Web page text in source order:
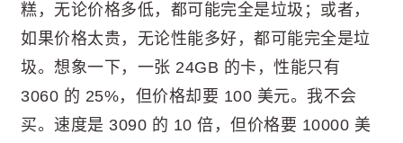
糕，无论价格多低，都可能完全是垃圾；或者，
如果价格太贵，无论性能多好，都可能完全是垃
圾。想象一下，一张 24GB 的卡，性能只有
3060 的 25%，但价格却要 100 美元。我不会
买。速度是 3090 的 10 倍，但价格要 10000 美